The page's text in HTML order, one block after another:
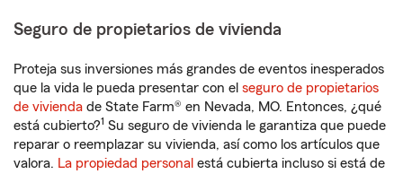
Seguro de propietarios de vivienda
Proteja sus inversiones más grandes de eventos inesperados
que la vida le pueda presentar con el seguro de propietarios
de vivienda de State Farm® en Nevada, MO. Entonces, ¿qué
está cubierto?1 Su seguro de vivienda le garantiza que puede
reparar o reemplazar su vivienda, así como los artículos que
valora. La propiedad personal está cubierta incluso si está de